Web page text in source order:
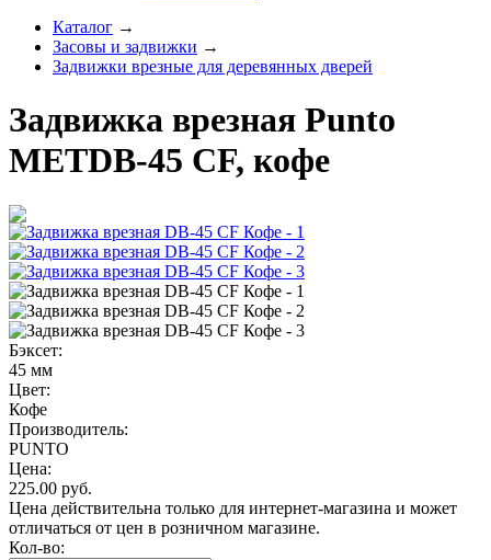
Каталог →
Засовы и задвижки →
Задвижки врезные для деревянных дверей
Задвижка врезная Punto
METDB-45 CF, кофе
Бэксет:
45 мм
Цвет:
Кофе
Производитель:
PUNTO
Цена:
225.00 руб.
Цена действительна только для интернет-магазина и может
отличаться от цен в розничном магазине.
Кол-во: